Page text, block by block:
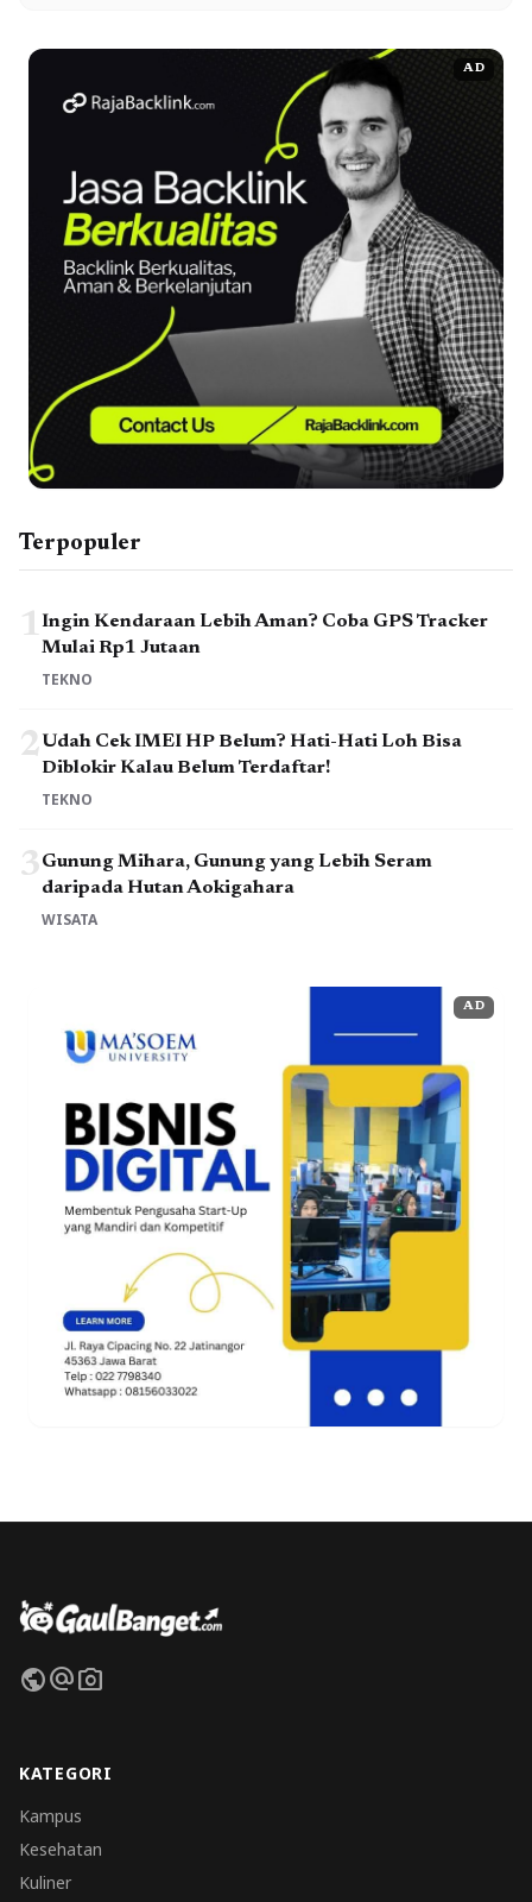
AD
Terpopuler
1Ingin Kendaraan Lebih Aman? Coba GPS Tracker
Mulai Rp1 Jutaan
TEKNO
2Udah Cek IMEI HP Belum? Hati-Hati Loh Bisa
Diblokir Kalau Belum Terdaftar!
TEKNO
3Gunung Mihara, Gunung yang Lebih Seram
daripada Hutan Aokigahara
WISATA
AD
publicalternate_emailphoto_camera
KATEGORI
Kampus
Kesehatan
Kuliner